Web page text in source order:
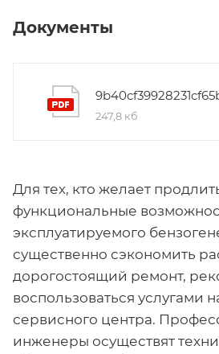
Документы
247,8 кб
Для тех, кто желает
функциональные
эксплуатируемого
существенно сэкономить
дорогостоящий ремонт,
воспользоваться услугами
сервисного центра.
инженеры осуществят